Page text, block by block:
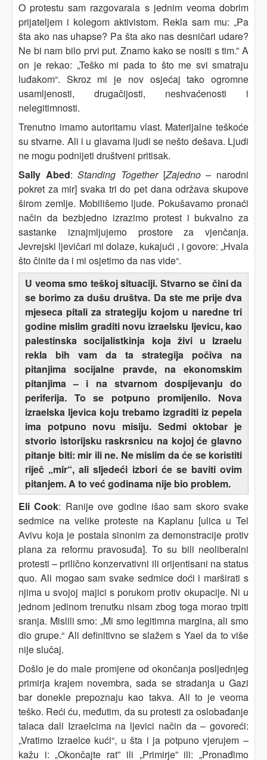
O protestu sam razgovarala s jednim veoma dobrim
prijateljem i kolegom aktivistom. Rekla sam mu: „Pa
šta ako nas uhapse? Pa šta ako nas desničari udare?
Ne bi nam bilo prvi put. Znamo kako se nositi s tim.” A
on je rekao: „Teško mi pada to što me svi smatraju
luđakom“. Skroz mi je nov osjećaj tako ogromne
usamljenosti, drugačijosti, neshvaćenosti i
nelegitimnosti.
Trenutno imamo autoritarnu vlast. Materijalne teškoće
su stvarne. Ali i u glavama ljudi se nešto dešava. Ljudi
ne mogu podnijeti društveni pritisak.
Sally Abed:Standing Together[Zajedno – narodni
pokret za mir] svaka tri do pet dana održava skupove
širom zemlje. Mobilišemo ljude. Pokušavamo pronaći
način da bezbjedno izrazimo protest i bukvalno za
sastanke iznajmljujemo prostore za vjenčanja.
Jevrejski ljevičari mi dolaze, kukajući , i govore: „Hvala
što činite da i mi osjetimo da nas vide“.
U veoma smo teškoj situaciji. Stvarno se čini da
se borimo za dušu društva. Da ste me prije dva
mjeseca pitali za strategiju kojom u naredne tri
godine mislim graditi novu izraelsku ljevicu, kao
palestinska socijalistkinja koja živi u Izraelu
rekla bih vam da ta strategija počiva na
pitanjima socijalne pravde, na ekonomskim
pitanjima – i na stvarnom dospijevanju do
periferija. To se potpuno promijenilo. Nova
izraelska ljevica koju trebamo izgraditi iz pepela
ima potpuno novu misiju. Sedmi oktobar je
stvorio istorijsku raskrsnicu na kojoj će glavno
pitanje biti: mir ili ne. Ne mislim da će se koristiti
riječ „mir“, ali sljedeći izbori će se baviti ovim
pitanjem. A to već godinama nije bio problem.
Eli Cook: Ranije ove godine išao sam skoro svake
sedmice na velike proteste na Kaplanu [ulica u Tel
Avivu koja je postala sinonim za demonstracije protiv
plana za reformu pravosuđa]. To su bili neoliberalni
protesti – prilično konzervativni ili orijentisani na status
quo. Ali mogao sam svake sedmice doći i marširati s
njima u svojoj majici s porukom protiv okupacije. Ni u
jednom jedinom trenutku nisam zbog toga morao trpiti
sranja. Mislili smo: „Mi smo legitimna margina, ali smo
dio grupe.“ Ali definitivno se slažem s Yael da to više
nije slučaj.
Došlo je do male promjene od okončanja posljednjeg
primirja krajem novembra, sada se stradanja u Gazi
bar donekle prepoznaju kao takva. Ali to je veoma
teško. Reći ću, međutim, da su protesti za oslobađanje
talaca dali Izraelcima na ljevici način da – govoreći:
„Vratimo Izraelce kući“, u šta i ja potpuno vjerujem –
kažu i: „Okončajte rat” ili „Primirje” ili: „Pronađimo